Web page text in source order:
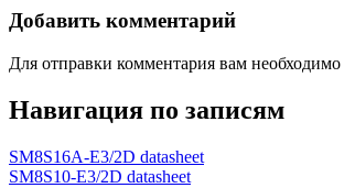
Добавить комментарий
Для отправки комментария вам необходимо
Навигация по записям
SM8S16A-E3/2D datasheet
SM8S10-E3/2D datasheet